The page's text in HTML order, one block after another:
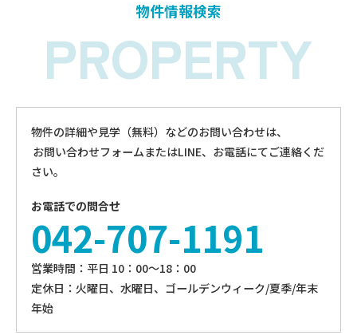
物件情報検索
PROPERTY
物件の詳細や見学（無料）などのお問い合わせは、
お問い合わせフォームまたはLINE、お電話にてご連絡くだ
さい。
お電話での問合せ
042-707-1191
営業時間：平⽇ 10：00〜18：00
定休⽇：火曜日、⽔曜⽇、ゴールデンウィーク/夏季/年末
年始